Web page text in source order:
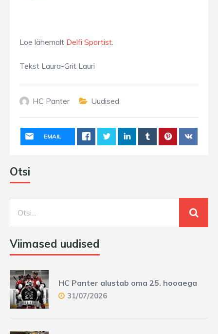
Loe lähemalt Delfi Sportist.
Tekst Laura-Grit Lauri
HC Panter Uudised
EMAIL
Otsi
Viimased uudised
HC Panter alustab oma 25. hooaega
31/07/2026